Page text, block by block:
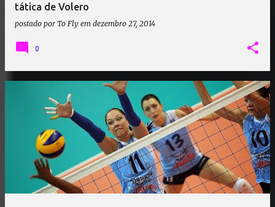
tática de Volero
postado por To Fly em dezembro 27, 2014
0